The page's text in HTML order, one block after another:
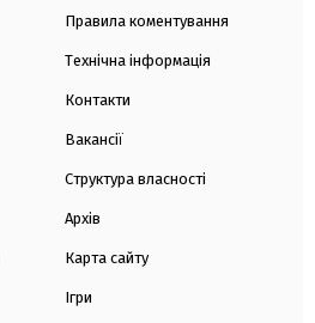
Правила коментування
Технічна інформація
Контакти
Вакансії
Структура власності
Архів
Карта сайту
Ігри